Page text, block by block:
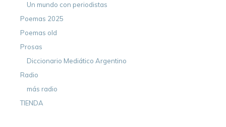
Un mundo con periodistas
Poemas 2025
Poemas old
Prosas
Diccionario Mediático Argentino
Radio
más radio
TIENDA